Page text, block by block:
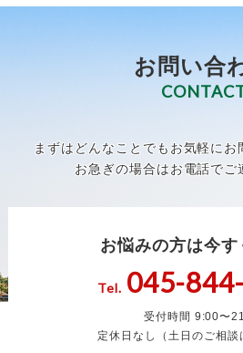
お問い合
まずはどんなことでもお気軽にお
お急ぎの場合はお電話でご
お悩みの方は今す
Tel. 045-
受付時間 9:00〜
定休日なし（土日のご相談